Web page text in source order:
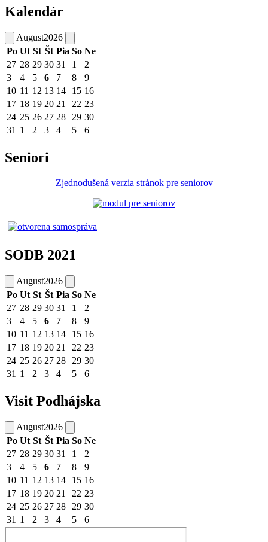
Kalendár
August2026
Po Ut St Št Pia So Ne
27 28 29 30 31 1
2
3
4 5 6 7 8
9
10 11 12 13 14 15 16
17 18 19 20 21 22 23
24 25 26 27 28 29 30
31 1 2 3 4 5 6
Seniori
Zjednodušená verzia stránok pre seniorov
SODB 2021
August2026
Po Ut St Št Pia So Ne
27 28 29 30 31 1
2
3
4 5 6 7 8
9
10 11 12 13 14 15 16
17 18 19 20 21 22 23
24 25 26 27 28 29 30
31 1 2 3 4 5 6
Visit Podhájska
August2026
Po Ut St Št Pia So Ne
27 28 29 30 31 1
2
3
4 5 6 7 8
9
10 11 12 13 14 15 16
17 18 19 20 21 22 23
24 25 26 27 28 29 30
31 1 2 3 4 5 6